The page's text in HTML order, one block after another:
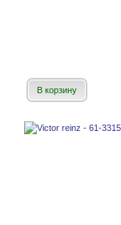
В корзину